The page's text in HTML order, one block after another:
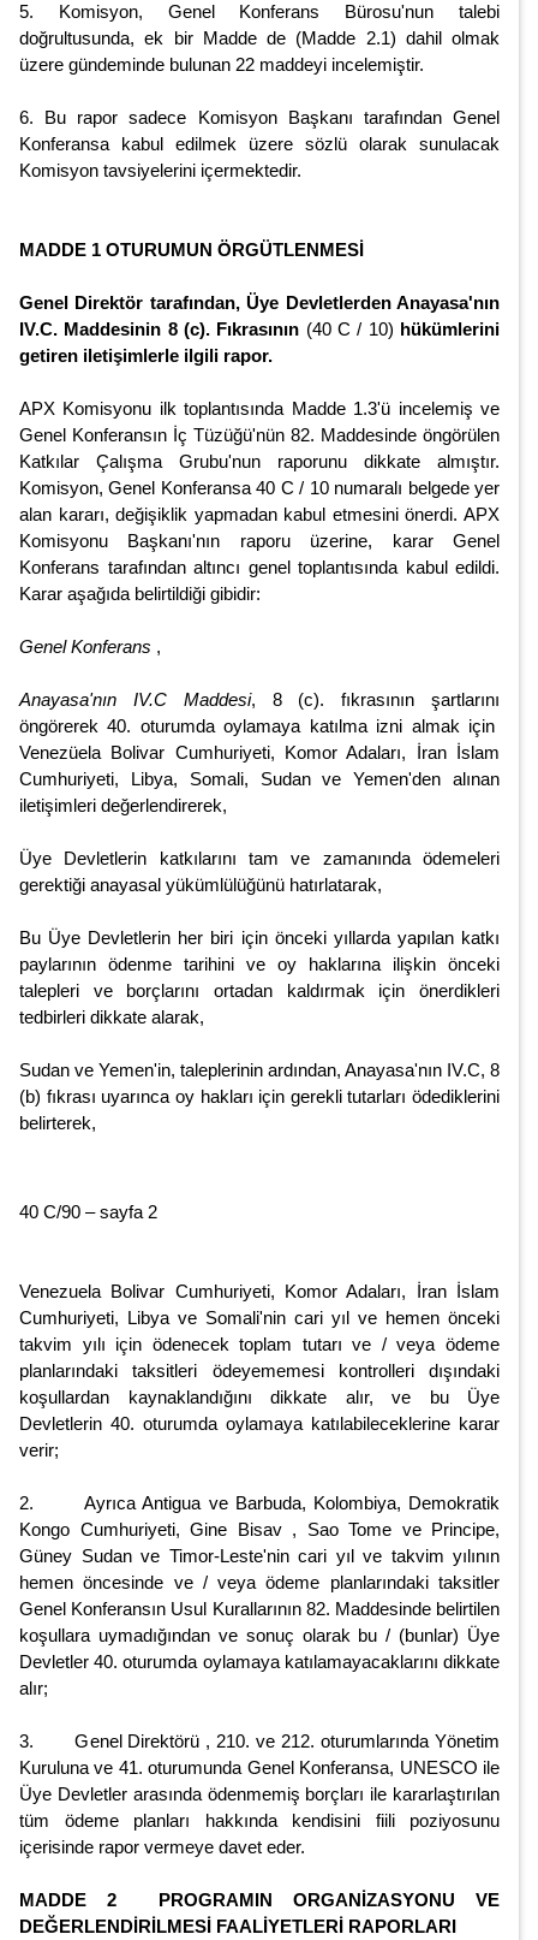
5. Komisyon, Genel Konferans Bürosu'nun talebi
doğrultusunda, ek bir Madde de (Madde 2.1) dahil olmak
üzere gündeminde bulunan 22 maddeyi incelemiştir.
6. Bu rapor sadece Komisyon Başkanı tarafından Genel
Konferansa kabul edilmek üzere sözlü olarak sunulacak
Komisyon tavsiyelerini içermektedir.
MADDE 1 OTURUMUN ÖRGÜTLENMESİ
Genel Direktör tarafından, Üye Devletlerden Anayasa'nın
IV.C. Maddesinin 8 (c). Fıkrasının (40 C / 10) hükümlerini
getiren iletişimlerle ilgili rapor.
APX Komisyonu ilk toplantısında Madde 1.3'ü incelemiş ve
Genel Konferansın İç Tüzüğü'nün 82. Maddesinde öngörülen
Katkılar Çalışma Grubu'nun raporunu dikkate almıştır.
Komisyon, Genel Konferansa 40 C / 10 numaralı belgede yer
alan kararı, değişiklik yapmadan kabul etmesini önerdi. APX
Komisyonu Başkanı'nın raporu üzerine, karar Genel
Konferans tarafından altıncı genel toplantısında kabul edildi.
Karar aşağıda belirtildiği gibidir:
Genel Konferans ,
Anayasa'nın IV.C Maddesi, 8 (c). fıkrasının şartlarını
öngörerek 40. oturumda oylamaya katılma izni almak için
Venezüela Bolivar Cumhuriyeti, Komor Adaları, İran İslam
Cumhuriyeti, Libya, Somali, Sudan ve Yemen'den alınan
iletişimleri değerlendirerek,
Üye Devletlerin katkılarını tam ve zamanında ödemeleri
gerektiği anayasal yükümlülüğünü hatırlatarak,
Bu Üye Devletlerin her biri için önceki yıllarda yapılan katkı
paylarının ödenme tarihini ve oy haklarına ilişkin önceki
talepleri ve borçlarını ortadan kaldırmak için önerdikleri
tedbirleri dikkate alarak,
Sudan ve Yemen'in, taleplerinin ardından, Anayasa'nın IV.C, 8
(b) fıkrası uyarınca oy hakları için gerekli tutarları ödediklerini
belirterek,
40 C/90 – sayfa 2
Venezuela Bolivar Cumhuriyeti, Komor Adaları, İran İslam
Cumhuriyeti, Libya ve Somali'nin cari yıl ve hemen önceki
takvim yılı için ödenecek toplam tutarı ve / veya ödeme
planlarındaki taksitleri ödeyememesi kontrolleri dışındaki
koşullardan kaynaklandığını dikkate alır, ve bu Üye
Devletlerin 40. oturumda oylamaya katılabileceklerine karar
verir;
2. Ayrıca Antigua ve Barbuda, Kolombiya, Demokratik
Kongo Cumhuriyeti, Gine Bisav , Sao Tome ve Principe,
Güney Sudan ve Timor-Leste'nin cari yıl ve takvim yılının
hemen öncesinde ve / veya ödeme planlarındaki taksitler
Genel Konferansın Usul Kurallarının 82. Maddesinde belirtilen
koşullara uymadığından ve sonuç olarak bu / (bunlar) Üye
Devletler 40. oturumda oylamaya katılamayacaklarını dikkate
alır;
3. Genel Direktörü , 210. ve 212. oturumlarında Yönetim
Kuruluna ve 41. oturumunda Genel Konferansa, UNESCO ile
Üye Devletler arasında ödenmemiş borçları ile kararlaştırılan
tüm ödeme planları hakkında kendisini fiili poziyosunu
içerisinde rapor vermeye davet eder.
MADDE 2 PROGRAMIN ORGANİZASYONU VE
DEĞERLENDİRİLMESİ FAALİYETLERİ RAPORLARI